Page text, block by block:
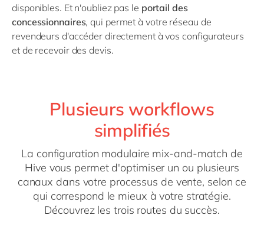
disponibles. Et n'oubliez pas le portail des
concessionnaires, qui permet à votre réseau de
revendeurs d'accéder directement à vos configurateurs
et de recevoir des devis.
Plusieurs workflows
simplifiés
La configuration modulaire mix-and-match de
Hive vous permet d'optimiser un ou plusieurs
canaux dans votre processus de vente, selon ce
qui correspond le mieux à votre stratégie.
Découvrez les trois routes du succès.